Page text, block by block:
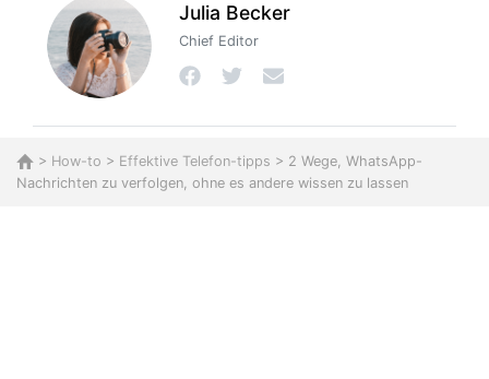
Julia Becker
Chief Editor
> How-to > Effektive Telefon-tipps > 2 Wege, WhatsApp-
Nachrichten zu verfolgen, ohne es andere wissen zu lassen